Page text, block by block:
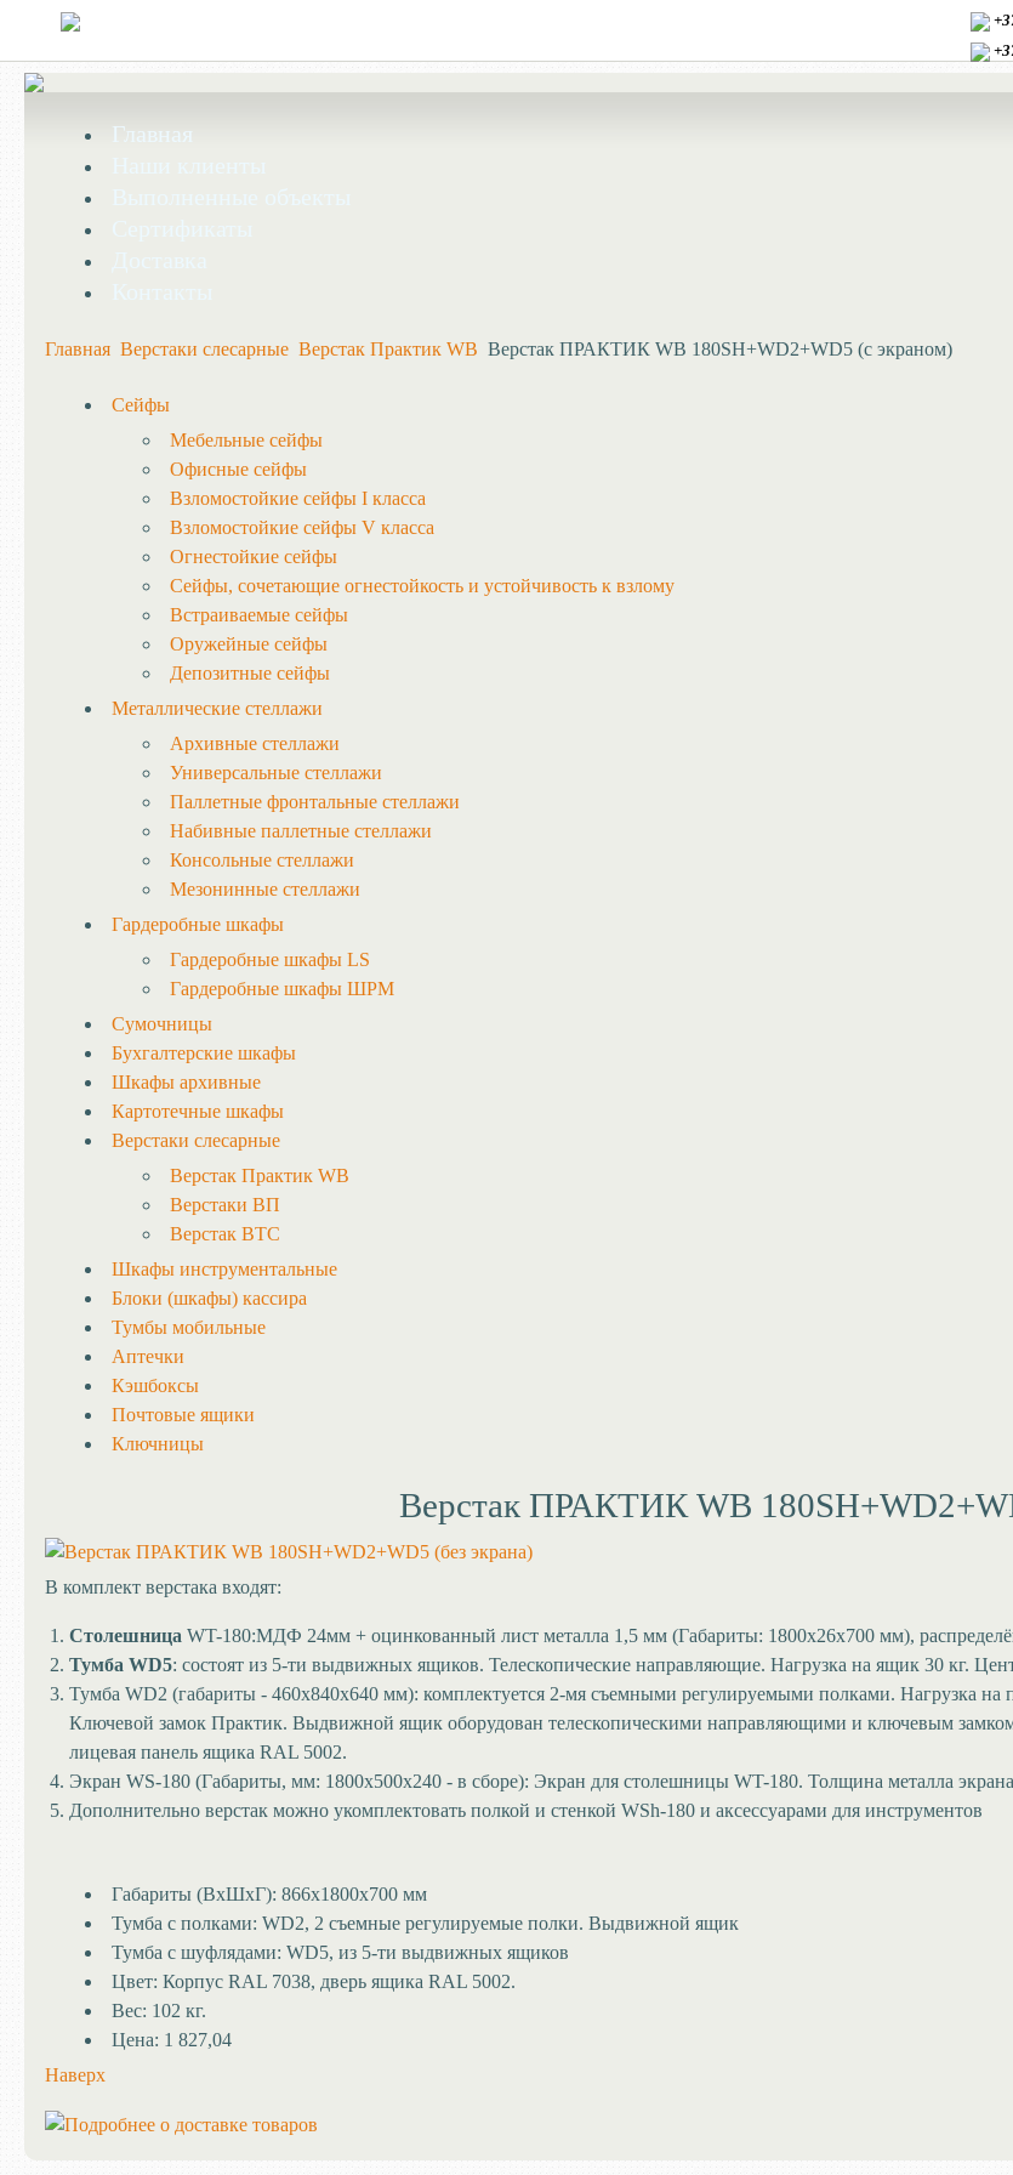
Главная
Главная Верстаки слесарные Верстак Практик WB Верстак ПРАКТИК WB 180SH+WD2+WD5 (с экраном)
Сейфы
Мебельные сейфы
Офисные сейфы
Взломостойкие сейфы I класса
Взломостойкие сейфы V класса
Огнестойкие сейфы
Сейфы, сочетающие огнестойкость и устойчивость к взлому
Встраиваемые сейфы
Оружейные сейфы
Депозитные сейфы
Металлические стеллажи
Архивные стеллажи
Универсальные стеллажи
Паллетные фронтальные стеллажи
Набивные паллетные стеллажи
Консольные стеллажи
Мезонинные стеллажи
Гардеробные шкафы
Гардеробные шкафы LS
Гардеробные шкафы ШРМ
Сумочницы
Бухгалтерские шкафы
Шкафы архивные
Картотечные шкафы
Верстаки слесарные
Верстак Практик WB
Верстаки ВП
Верстак ВТС
Шкафы инструментальные
Блоки (шкафы) кассира
Тумбы мобильные
Аптечки
Кэшбоксы
Почтовые ящики
Ключницы
Верстак ПРАКТИК WB
В комплект верстака входят:
Столешница WT-180:МДФ 24мм + оцинкованный лист металла 1,5 мм (Габариты: 1800x26х700 мм),
Тумба WD5: состоят из 5-ти выдвижных ящиков. Телескопические направляющие. Нагрузка на ящик 30 кг.
Тумба WD2 (габариты - 460х840х640 мм): комплектуется 2-мя съемными регулируемыми полками. Нагрузка
Ключевой замок Практик. Выдвижной ящик оборудован телескопическими направляющими и ключевым
лицевая панель ящика RAL 5002.
Экран WS-180 (Габариты, мм: 1800х500х240 - в сборе): Экран для столешницы WT-180. Толщина металла
Дополнительно верстак можно укомплектовать полкой и стенкой WSh-180 и аксессуарами для инструментов
Габариты (ВхШхГ): 866x1800x700 мм
Тумба с полками: WD2, 2 съемные регулируемые полки. Выдвижной ящик
Тумба с шуфлядами: WD5, из 5-ти выдвижных ящиков
Цвет: Корпус RAL 7038, дверь ящика RAL 5002.
Вес: 102 кг.
Цена: 1 827,04
Наверх